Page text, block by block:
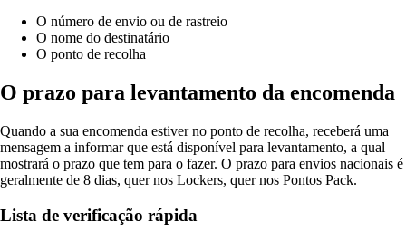
O número de envio ou de rastreio
O nome do destinatário
O ponto de recolha
O prazo para levantamento da encomenda
Quando a sua encomenda estiver no ponto de recolha, receberá uma
mensagem a informar que está disponível para levantamento, a qual
mostrará o prazo que tem para o fazer. O prazo para envios nacionais é
geralmente de 8 dias, quer nos Lockers, quer nos Pontos Pack.
Lista de verificação rápida